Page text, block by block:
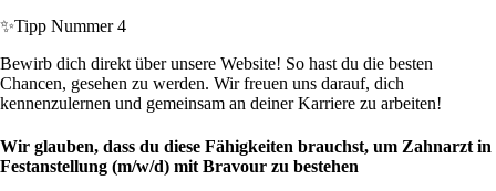
✨Tipp Nummer 4
Bewirb dich direkt über unsere Website! So hast du die besten
Chancen, gesehen zu werden. Wir freuen uns darauf, dich
kennenzulernen und gemeinsam an deiner Karriere zu arbeiten!
Wir glauben, dass du diese Fähigkeiten brauchst, um Zahnarzt in
Festanstellung (m/w/d) mit Bravour zu bestehen